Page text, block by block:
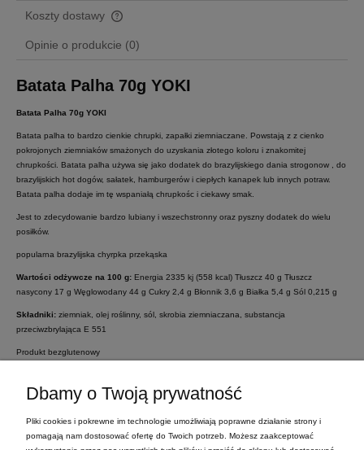
Koszty dostawy
Cena nie zawiera ewentualnych kosztów płatności
Opinie o produkcie (0)
Batata Palha 70g YOKI
Batata Palha 70g YOKI
Batata palha to bardzo cienkie chrupki, zapałki ziemniaczane. Powstają z z cienko
pokrojonych ziemniaków smażonych do uzyskania złotego koloru i znakomitej
chrupkości. Batata palha używa się jako dodatek do brazylijskiego dania strogonow , do
brazylijskich hot dogów, sałatek, hamburgerów i ciepłych kanapek lub innych potraw.
Batata palha dodaje im tę wspaniałą chrupkośc i ciekawy smak.
Jest to zdecydowanie bardzo lubiany i wszechstronny oraz pyszny dodatek do wielu
posiłków.
popularna brazylijska chyrpka przekąska
Wartości odżywcze na 100 g: Energia 2335 kj (558 kcal) Tłuszcz 40 g Tłuszcz
nasycony 17 g Węglowodany 44 g Cukry 2,4 g Błonnik 3,6 g Białka 5,4 g Sól 0,215 g
Składniki: ziemniak, olej roślinny, sól, skrobia ziemniaczana, substancja
przeciwzbrylająca E 551
Produkt bezglutenowy
Dbamy o Twoją prywatność
Pliki cookies i pokrewne im technologie umożliwiają poprawne działanie strony i
pomagają nam dostosować ofertę do Twoich potrzeb. Możesz zaakceptować